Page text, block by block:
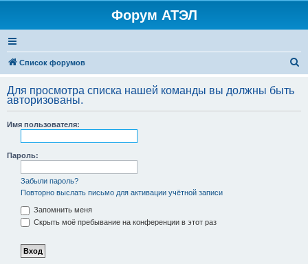
Форум АТЭЛ
Список форумов
с
Для просмотра списка нашей команды вы должны быть
авторизованы.
Имя пользователя:
Пароль:
Забыли пароль?
Повторно выслать письмо для активации учётной записи
Запомнить меня
Скрыть моё пребывание на конференции в этот раз